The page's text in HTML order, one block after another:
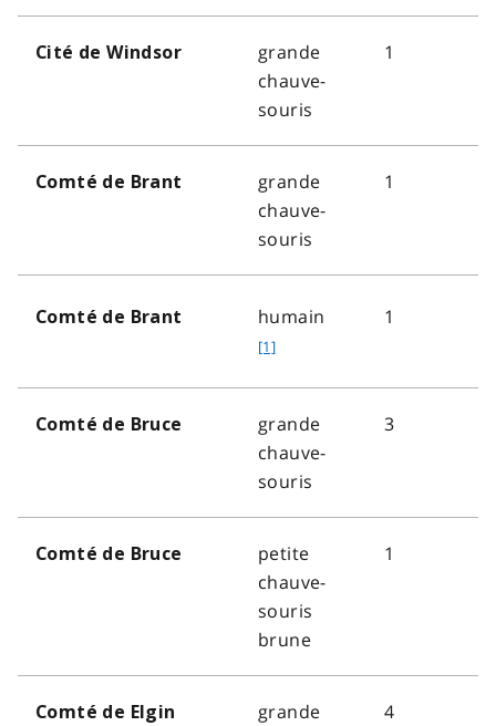
Cité de Windsor
grande
chauve-
souris
1
Comté de Brant
grande
chauve-
souris
1
Comté de Brant humain
o
e
[1]
1
Comté de Bruce
grande
chauve-
souris
3
Comté de Bruce
petite
chauve-
souris
brune
1
Comté de Elgin grande 4